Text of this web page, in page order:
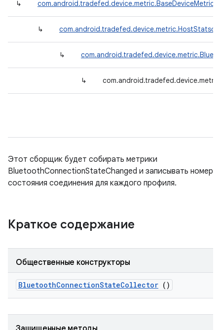
↳
↳
↳
↳
Этот сборщик будет собирать метрики
BluetoothConnectionStateChanged и записывать номер
состояния соединения для каждого профиля.
Краткое содержание
Общественные конструкторы
BluetoothConnectionStateCollector ()